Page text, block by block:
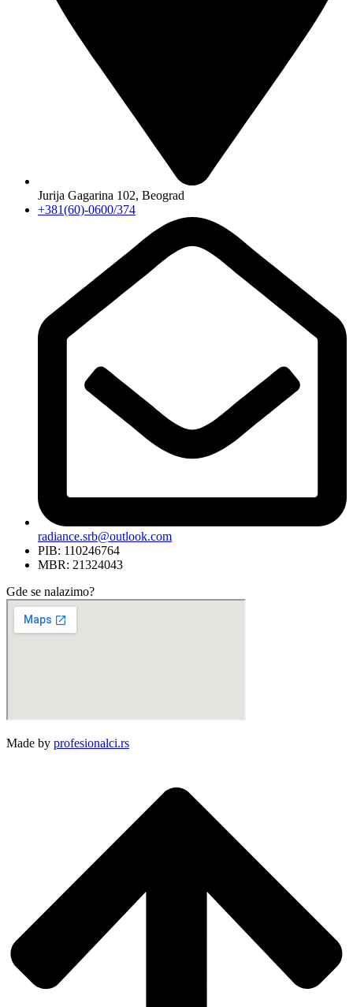
Jurija Gagarina 102, Beograd
+381(60)-0600/374
radiance.srb@outlook.com
PIB: 110246764
MBR: 21324043
Gde se nalazimo?
Made by profesionalci.rs